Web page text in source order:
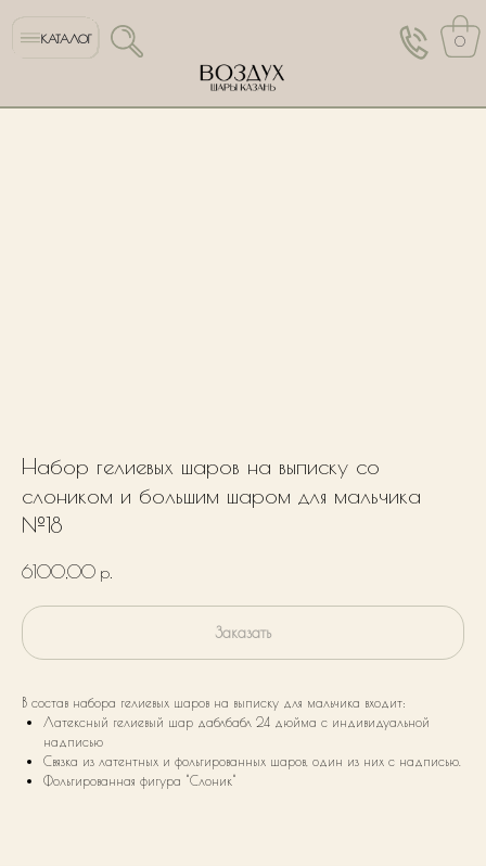
КАТАЛОГ 0
Набор гелиевых шаров на выписку со
слоником и большим шаром для мальчика
№18
6100,00 р.
Заказать
В состав набора гелиевых шаров на выписку для мальчика входит:
Латексный гелиевый шар даблбабл 24 дюйма с индивидуальной
надписью
Связка из латентных и фольгированных шаров, один из них с надписью.
Фольгированная фигура "Слоник"